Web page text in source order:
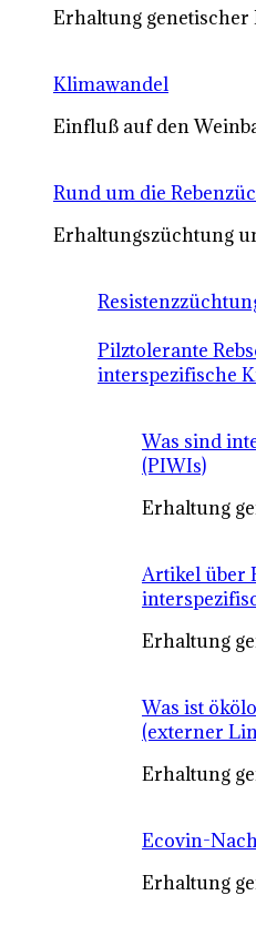
Erhaltung genetischer
Klimawandel
Einfluß auf den
Rund um die
Erhaltungszüchtung
Pilztolerante
interspezifische
Was sind
(PIWIs)
Erhaltung
Artikel über
Erhaltung
Was ist
(externer
Erhaltung
Ecovin-
Erhaltung